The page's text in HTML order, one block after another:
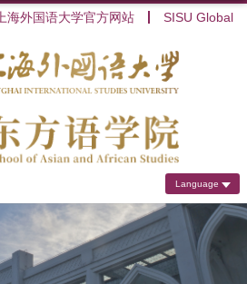
上海外国语大学官方网站 SISU Global
Language